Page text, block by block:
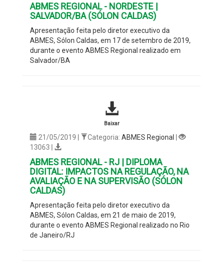
ABMES REGIONAL - NORDESTE |
SALVADOR/BA (SÓLON CALDAS)
Apresentação feita pelo diretor executivo da
ABMES, Sólon Caldas, em 17 de setembro de 2019,
durante o evento ABMES Regional realizado em
Salvador/BA
Baixar
21/05/2019 | Categoria: ABMES Regional
|
13063 |
ABMES REGIONAL - RJ | DIPLOMA
DIGITAL: IMPACTOS NA REGULAÇÃO, NA
AVALIAÇÃO E NA SUPERVISÃO (SÓLON
CALDAS)
Apresentação feita pelo diretor executivo da
ABMES, Sólon Caldas, em 21 de maio de 2019,
durante o evento ABMES Regional realizado no Rio
de Janeiro/RJ